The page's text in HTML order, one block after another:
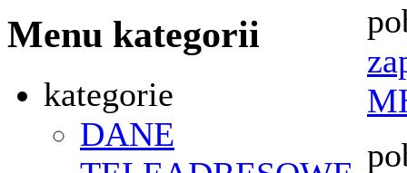
Menu kategorii
kategorie
DANE